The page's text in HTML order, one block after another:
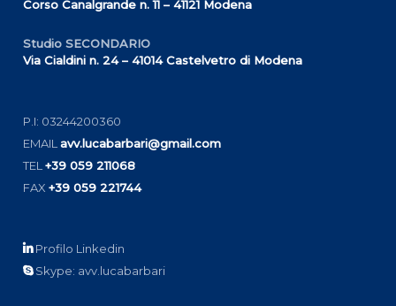
Corso Canalgrande n. 11 – 41121 Modena
Studio SECONDARIO
Via Cialdini n. 24 – 41014 Castelvetro di Modena
P.I: 03244200360
EMAILavv.lucabarbari@gmail.com
TEL+39 059 211068
FAX+39 059 221744
Profilo Linkedin
Skype: avv.lucabarbari